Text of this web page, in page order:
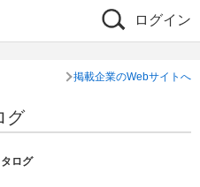
ログイン
掲載企業のWebサイトへ
グ
ログ